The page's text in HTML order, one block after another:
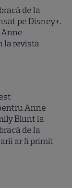
de la
pe Disney+.
la revista
Anne
Blunt la
de la
ar fi primit